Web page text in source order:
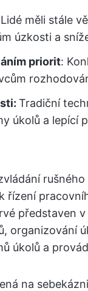
měli stále
úzkosti a
priorit:
Tradiční
úkolů a lepící
řízení
představen
organizování
úkolů a
na